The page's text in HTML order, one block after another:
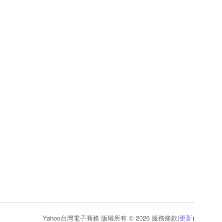
Yahoo台灣電子商務 版權所有 © 2026 服務條款(更新)